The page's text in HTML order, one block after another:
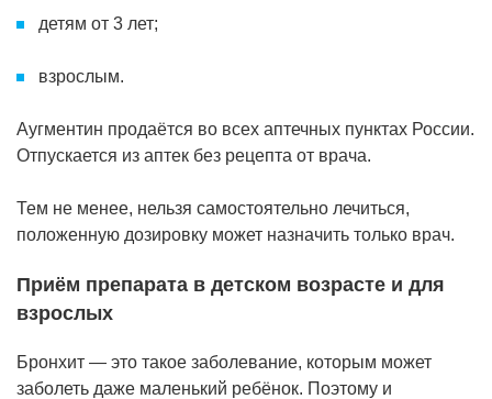
детям от 3 лет;
взрослым.
Аугментин продаётся во всех аптечных пунктах России.
Отпускается из аптек без рецепта от врача.
Тем не менее, нельзя самостоятельно лечиться,
положенную дозировку может назначить только врач.
Приём препарата в детском возрасте и для
взрослых
Бронхит — это такое заболевание, которым может
заболеть даже маленький ребёнок. Поэтому и